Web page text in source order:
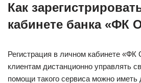
Как
кабинете банка «ФК
Регистрация в личном кабинете «ФК
клиентам дистанционно управлять
помощи такого сервиса можно